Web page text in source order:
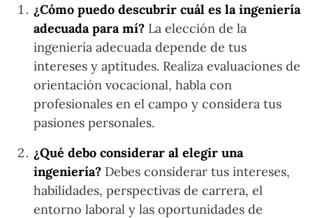
¿Cómo puedo descubrir cuál es la ingeniería
adecuada para mí? La elección de la
ingeniería adecuada depende de tus
intereses y aptitudes. Realiza evaluaciones de
orientación vocacional, habla con
profesionales en el campo y considera tus
pasiones personales.
¿Qué debo considerar al elegir una
ingeniería? Debes considerar tus intereses,
habilidades, perspectivas de carrera, el
entorno laboral y las oportunidades de